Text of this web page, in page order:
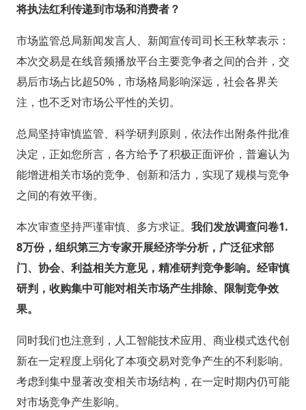
将执法红利传递到市场和消费者？
市场监管总局新闻发言人、新闻宣传司司长王秋苹表示：
本次交易是在线音频播放平台主要竞争者之间的合并，交
易后市场占比超50%，市场格局影响深远，社会各界关
注，也不乏对市场公平性的关切。
总局坚持审慎监管、科学研判原则，依法作出附条件批准
决定，正如您所言，各方给予了积极正面评价，普遍认为
能增进相关市场的竞争、创新和活力，实现了规模与竞争
之间的有效平衡。
本次审查坚持严谨审慎、多方求证。 我们发放调查问卷1.
8万份，组织第三方专家开展经济学分析，广泛征求部
门、协会、利益相关方意见，精准研判竞争影响。经审慎
研判，收购集中可能对相关市场产生排除、限制竞争效
果。
同时我们也注意到，人工智能技术应用、商业模式迭代创
新在一定程度上弱化了本项交易对竞争产生的不利影响。
考虑到集中显著改变相关市场结构，在一定时期内仍可能
对市场竞争产生影响。